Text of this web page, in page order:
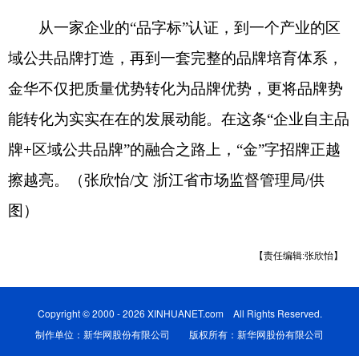
从一家企业的“品字标”认证，到一个产业的区
域公共品牌打造，再到一套完整的品牌培育体系，
金华不仅把质量优势转化为品牌优势，更将品牌势
能转化为实实在在的发展动能。在这条“企业自主品
牌+区域公共品牌”的融合之路上，“金”字招牌正越
擦越亮。（张欣怡/文 浙江省市场监督管理局/供
图）
【责任编辑:张欣怡】
Copyright © 2000 - 2026 XINHUANET.com All Rights Reserved.
制作单位：新华网股份有限公司 版权所有：新华网股份有限公司